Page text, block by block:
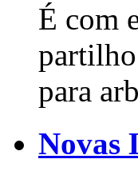
É com
para
Novas